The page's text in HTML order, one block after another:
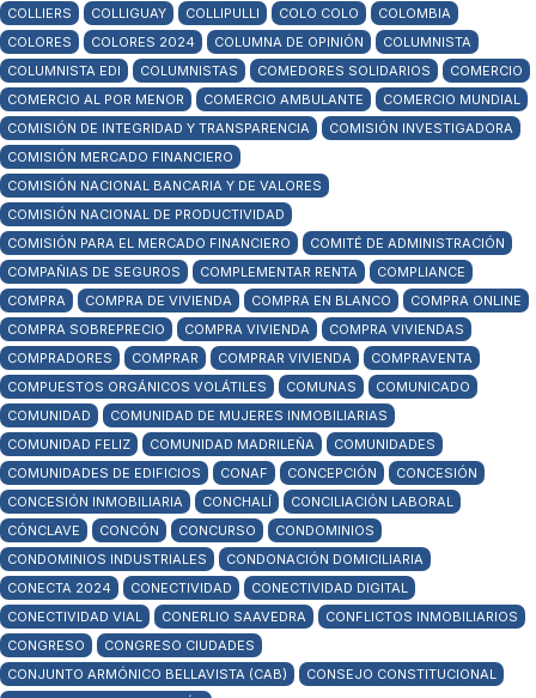
COLLIERS
COLLIGUAY COLLIPULLI COLO COLO
COLOMBIA
COLORES
COLORES 2024 COLUMNA DE OPINIÓN
COLUMNISTA
COLUMNISTA EDI
COLUMNISTAS COMEDORES SOLIDARIOS
COMERCIO
COMERCIO AL POR MENOR
COMERCIO AMBULANTE
COMERCIO MUNDIAL
COMISIÓN DE INTEGRIDAD Y TRANSPARENCIA
COMISIÓN INVESTIGADORA
COMISIÓN MERCADO FINANCIERO
COMISIÓN NACIONAL BANCARIA Y DE VALORES
COMISIÓN NACIONAL DE PRODUCTIVIDAD
COMISIÓN PARA EL MERCADO FINANCIERO
COMITÉ DE ADMINISTRACIÓN
COMPAÑIAS DE SEGUROS
COMPLEMENTAR RENTA
COMPLIANCE
COMPRA
COMPRA DE VIVIENDA COMPRA EN BLANCO
COMPRA ONLINE
COMPRA SOBREPRECIO
COMPRA VIVIENDA
COMPRA VIVIENDAS
COMPRADORES
COMPRAR COMPRAR VIVIENDA
COMPRAVENTA
COMPUESTOS ORGÁNICOS VOLÁTILES
COMUNAS
COMUNICADO
COMUNIDAD
COMUNIDAD DE MUJERES INMOBILIARIAS
COMUNIDAD FELIZ
COMUNIDAD MADRILEÑA
COMUNIDADES
COMUNIDADES DE EDIFICIOS
CONAF CONCEPCIÓN
CONCESIÓN
CONCESIÓN INMOBILIARIA
CONCHALÍ
CONCILIACIÓN LABORAL
CÓNCLAVE
CONCÓN CONCURSO
CONDOMINIOS
CONDOMINIOS INDUSTRIALES
CONDONACIÓN DOMICILIARIA
CONECTA 2024
CONECTIVIDAD
CONECTIVIDAD DIGITAL
CONECTIVIDAD VIAL
CONERLIO SAAVEDRA
CONFLICTOS INMOBILIARIOS
CONGRESO
CONGRESO CIUDADES
CONJUNTO ARMÓNICO BELLAVISTA (CAB)
CONSEJO CONSTITUCIONAL